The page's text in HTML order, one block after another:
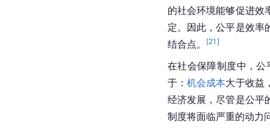
的社会环境能够促进效
定。因此，公平是效率
结合点。
[21 ]
在社会保障制度中，
于：机会成本大于收益
经济发展，尽管是公平
制度将面临严重的动力